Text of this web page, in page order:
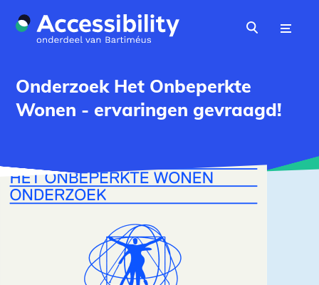
Naar hoofdinhoud
Zoeken
Onderzoek Het Onbeperkte
Wonen - ervaringen gevraagd!